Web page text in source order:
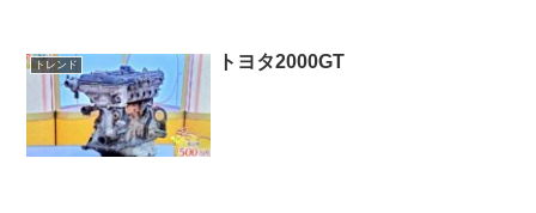
トレンド トヨタ2000GT